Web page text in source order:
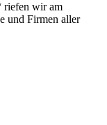
riefen wir am
und Firmen aller